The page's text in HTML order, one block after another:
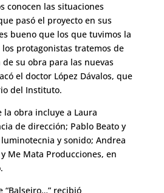
conocen las situaciones
pasó el proyecto en sus
bueno que los que tuvimos la
protagonistas tratemos de
su obra para las nuevas
el doctor López Dávalos, que
del Instituto.
la obra incluye a Laura
de dirección; Pablo Beato y
y sonido; Andrea
Me Mata Producciones, en
“Balseiro…” recibió